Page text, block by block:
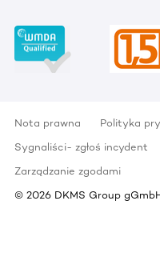
Nota prawna Polityka
Sygnaliści- zgłoś incydent
Zarządzanie zgodami
© 2026 DKMS Group